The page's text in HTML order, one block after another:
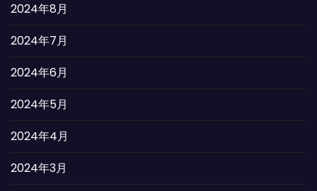
2024年8月
2024年7月
2024年6月
2024年5月
2024年4月
2024年3月